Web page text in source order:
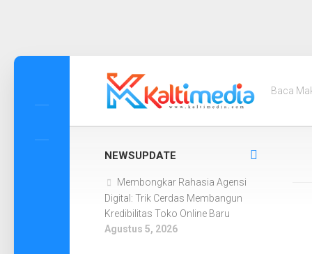
Skip
Baca
NEWSUPDATE
Membongkar Rahasia Agensi
Digital: Trik Cerdas Membangun
Kredibilitas Toko Online Baru
Agustus 5, 2026